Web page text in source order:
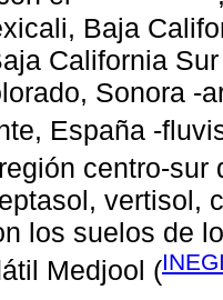
Baja
California
Sonora -
España -
centro-sur
vertisol,
los suelos de
Medjool (